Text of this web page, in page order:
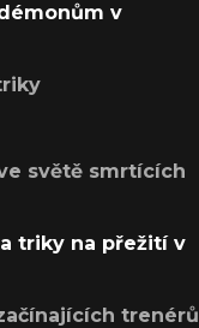
v
světě smrtících
triky na přežití v
trenérů